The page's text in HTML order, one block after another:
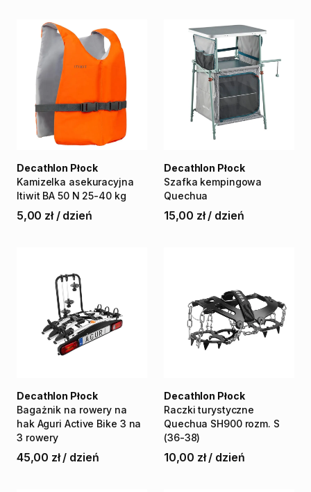
Kamizelka asekuracyjna
Itiwit BA 50 N 25-40 kg
Decathlon Płock
5,00 zł / dzień
Szafka kempingowa
Quechua
Decathlon Płock
15,00 zł / dzień
Bagażnik na rowery na
hak Aguri Active Bike 3 na
3 rowery
Decathlon Płock
45,00 zł / dzień
Raczki turystyczne
Quechua SH900 rozm. S
(36-38)
Decathlon Płock
10,00 zł / dzień